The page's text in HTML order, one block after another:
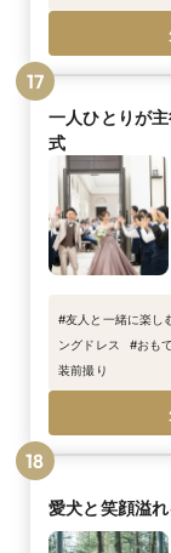
族
#ゲストと歓談
17
一人ひとりが
式
#友人と一緒に楽し
ングドレス
#おも
装前撮り
18
愛犬と笑顔溢